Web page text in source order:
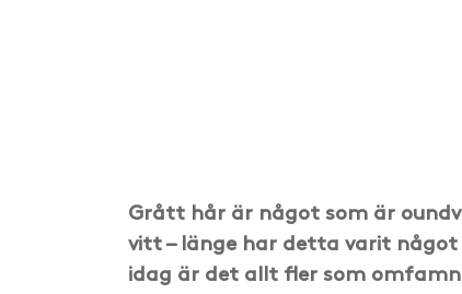
Grått hår är något som är
vitt – länge har detta varit något
idag är det allt fler som